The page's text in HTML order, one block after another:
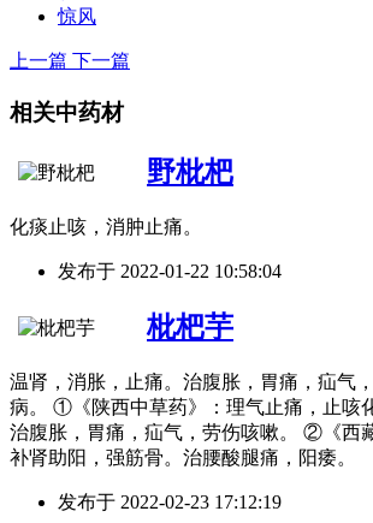
惊风
上一篇 下一篇
相关中药材
野枇杷
化痰止咳，消肿止痛。
发布于 2022-01-22 10:58:04
枇杷芋
温肾，消胀，止痛。治腹胀，胃痛，疝气
病。 ①《陕西中草药》：理气止痛，止咳
治腹胀，胃痛，疝气，劳伤咳嗽。 ②《西
补肾助阳，强筋骨。治腰酸腿痛，阳痿。
发布于 2022-02-23 17:12:19